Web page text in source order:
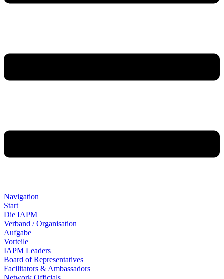
Navigation
Start
Die IAPM
Verband / Organisation
Aufgabe
Vorteile
IAPM Leaders
Board of Representatives
Facilitators & Ambassadors